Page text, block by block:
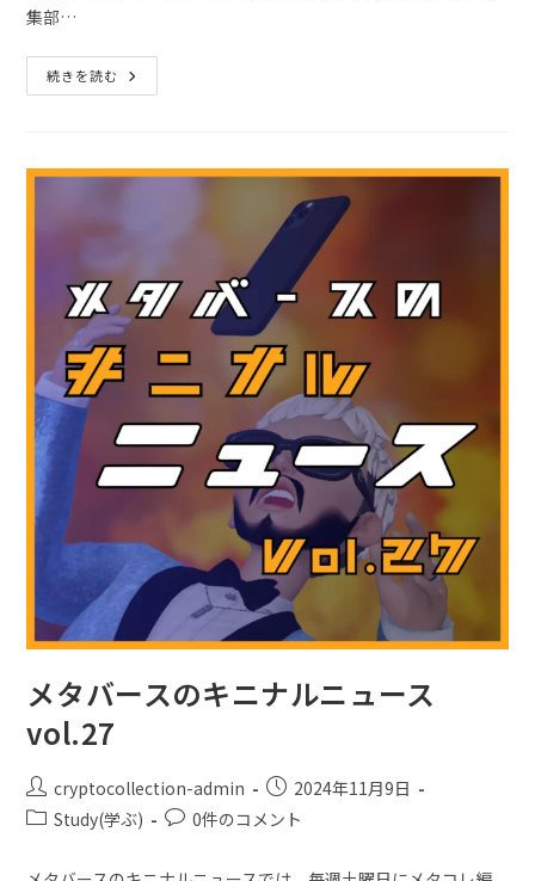
集部…
続きを読む
メタバースのキニナルニュース
vol.27
cryptocollection-admin
2024年11月9日
Study(学ぶ)
0件のコメント